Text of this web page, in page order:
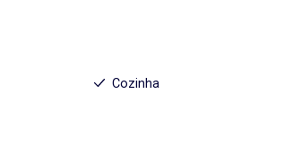
Cozinha